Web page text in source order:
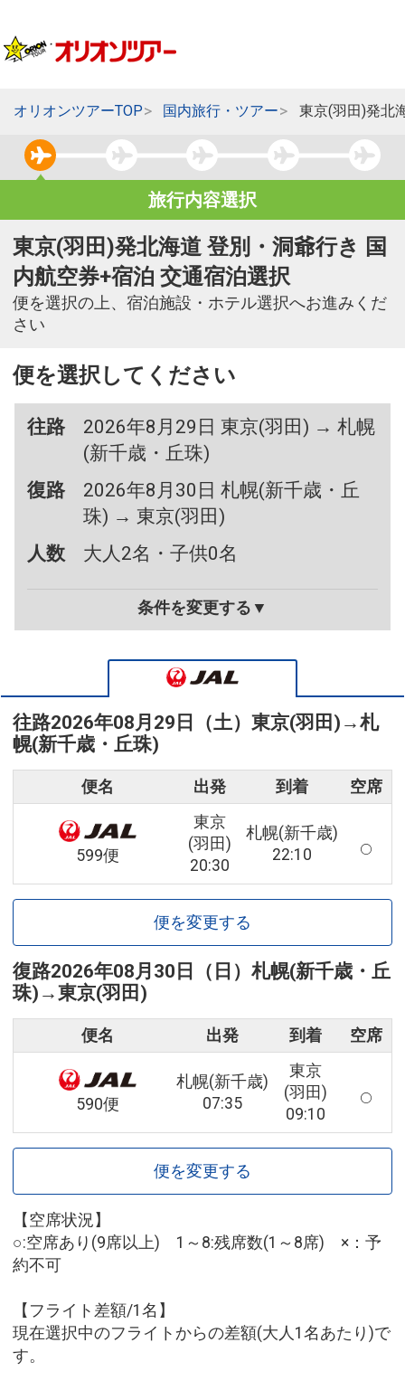
オリオンツアーTOP 国内旅行・ツアー 東京(羽田)発北
旅行内容選択
東京(羽田)発北海道 登別・洞爺行き 国
内航空券+宿泊 交通宿泊選択
便を選択の上、宿泊施設・ホテル選択へお進みくだ
さい
便を選択してください
往路
2026年8月29日 東京(羽田) → 札幌
(新千歳・丘珠)
復路
2026年8月30日 札幌(新千歳・丘
珠) → 東京(羽田)
人数
大人2名・子供0名
条件を変更する▼
往路2026年08月29日（土） 東京(羽田) →札
幌(新千歳・丘珠)
便名 出発 到着 空席
599便
東京
(羽田)
20:30
札幌(新千歳)
22:10
便を変更する
復路2026年08月30日（日） 札幌(新千歳・丘
珠) →東京(羽田)
便名 出発 到着 空席
590便
札幌(新千歳)
07:35
東京
(羽田)
09:10
便を変更する
【空席状況】
○:空席あり(9席以上) 1～8:残席数(1～8席) ×：予
約不可
【フライト差額/1名】
現在選択中のフライトからの差額(大人1名あたり)で
す。